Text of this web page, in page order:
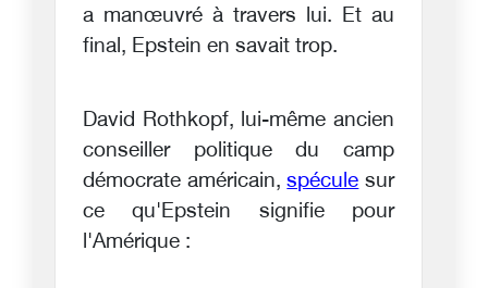
a manœuvré à travers lui. Et au
final, Epstein en savait trop.
David Rothkopf, lui-même ancien
conseiller politique du camp
démocrate américain,spéculesur
ce qu'Epstein signifie pour
l'Amérique :